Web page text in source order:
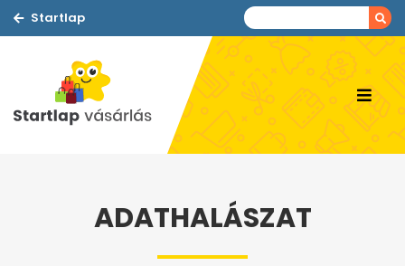
Startlap
ADATHALÁSZAT